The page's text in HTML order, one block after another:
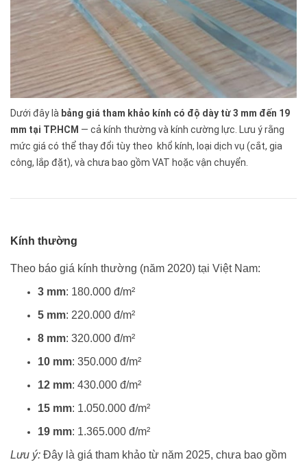
Dưới đây là bảng giá tham khảo kính có độ dày từ 3 mm đến 19
mm tại TP.HCM — cả kính thường và kính cường lực. Lưu ý rằng
mức giá có thể thay đổi tùy theo khổ kính, loại dịch vụ (cắt, gia
công, lắp đặt), và chưa bao gồm VAT hoặc vận chuyển.
Kính thường
Theo báo giá kính thường (năm 2020) tại Việt Nam:
3 mm: 180.000 đ/m²
5 mm: 220.000 đ/m²
8 mm: 320.000 đ/m²
10 mm: 350.000 đ/m²
12 mm: 430.000 đ/m²
15 mm: 1.050.000 đ/m²
19 mm: 1.365.000 đ/m²
Lưu ý: Đây là giá tham khảo từ năm 2025, chưa bao gồm